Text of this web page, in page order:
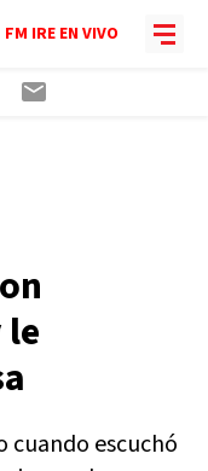
FM IRE EN VIVO
cuando escuchó